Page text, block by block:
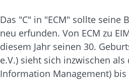
Das "C" in "ECM" sollte
neu erfunden. Von ECM zu
diesem Jahr seinen 30.
e.V.) sieht sich inzwischen
Information Management)